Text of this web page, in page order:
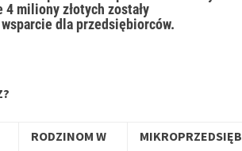
4 miliony złotych zostały
dla przedsiębiorców.
RODZINOM W